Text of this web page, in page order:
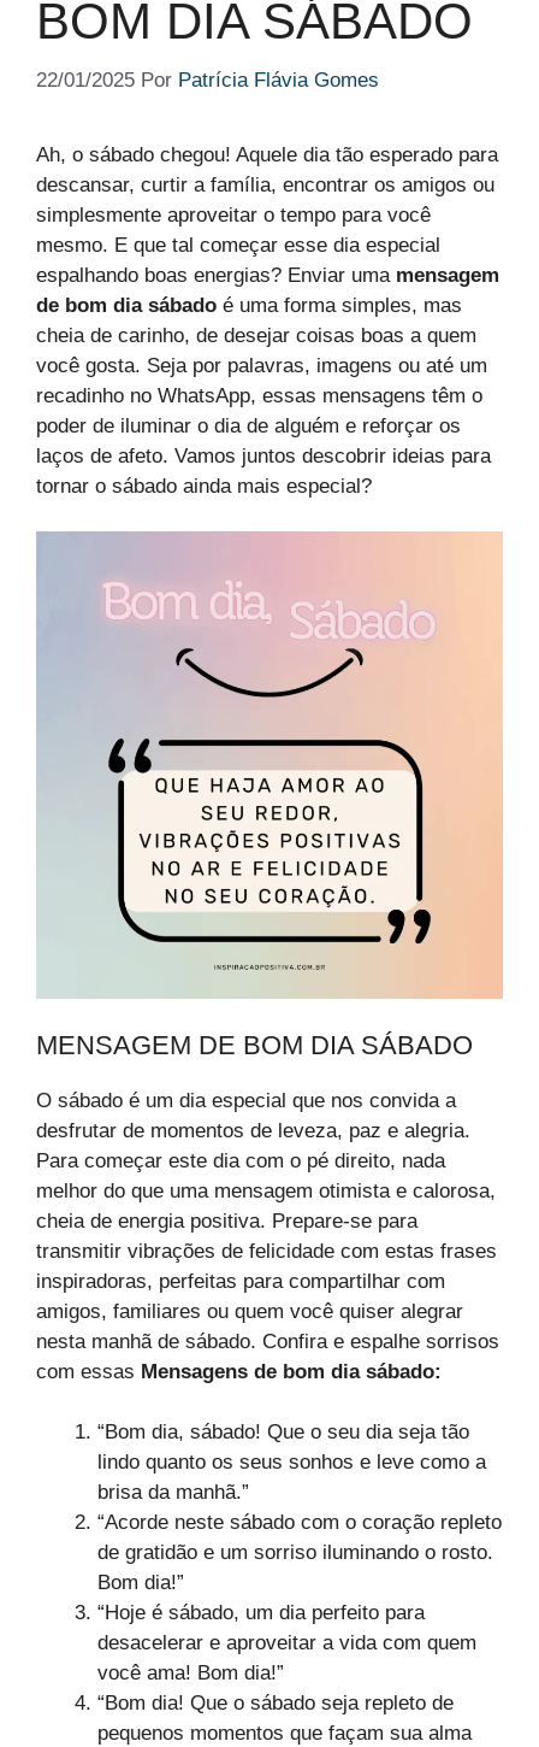
BOM DIA SÁBADO​
22/01/2025 Por Patrícia Flávia Gomes
Ah, o sábado chegou! Aquele dia tão esperado para
descansar, curtir a família, encontrar os amigos ou
simplesmente aproveitar o tempo para você
mesmo. E que tal começar esse dia especial
espalhando boas energias? Enviar uma mensagem
de bom dia sábado é uma forma simples, mas
cheia de carinho, de desejar coisas boas a quem
você gosta. Seja por palavras, imagens ou até um
recadinho no WhatsApp, essas mensagens têm o
poder de iluminar o dia de alguém e reforçar os
laços de afeto. Vamos juntos descobrir ideias para
tornar o sábado ainda mais especial?
MENSAGEM DE BOM DIA SÁBADO
O sábado é um dia especial que nos convida a
desfrutar de momentos de leveza, paz e alegria.
Para começar este dia com o pé direito, nada
melhor do que uma mensagem otimista e calorosa,
cheia de energia positiva. Prepare-se para
transmitir vibrações de felicidade com estas frases
inspiradoras, perfeitas para compartilhar com
amigos, familiares ou quem você quiser alegrar
nesta manhã de sábado. Confira e espalhe sorrisos
com essas Mensagens de bom dia sábado:
“Bom dia, sábado! Que o seu dia seja tão
lindo quanto os seus sonhos e leve como a
brisa da manhã.”
“Acorde neste sábado com o coração repleto
de gratidão e um sorriso iluminando o rosto.
Bom dia!”
“Hoje é sábado, um dia perfeito para
desacelerar e aproveitar a vida com quem
você ama! Bom dia!”
“Bom dia! Que o sábado seja repleto de
pequenos momentos que façam sua alma